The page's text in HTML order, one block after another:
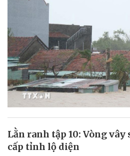
Lằn ranh tập 10: Vòng vây
cấp tỉnh lộ diện